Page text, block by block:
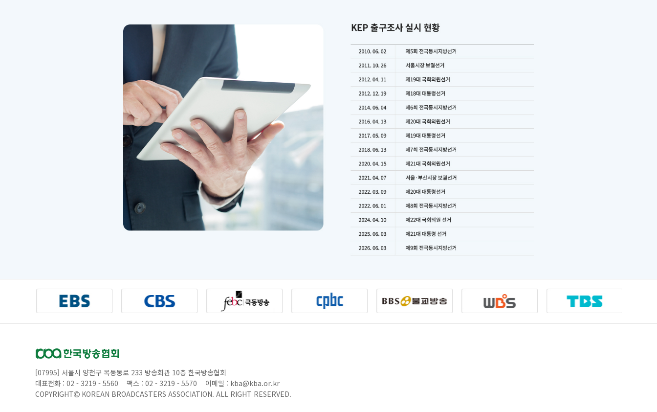
[07995] 서울시 양천구 목동동로 233 방송회관 10층 한국방송협회
대표전화 : 02 - 3219 - 5560
팩스 : 02 - 3219 - 5570
이메일 : kba@kba.or.kr
COPYRIGHT
KOREAN BROADCASTERS ASSOCIATION. ALL RIGHT RESERVED.